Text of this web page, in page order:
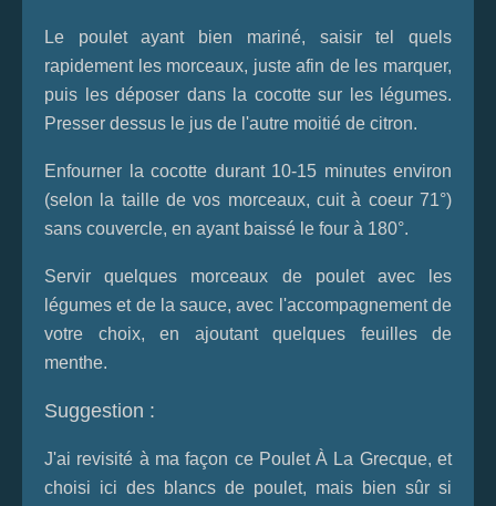
Le poulet ayant bien mariné, saisir tel quels
rapidement les morceaux, juste afin de les marquer,
puis les déposer dans la cocotte sur les légumes.
Presser dessus le jus de l'autre moitié de citron.
Enfourner la cocotte durant 10-15 minutes environ
(selon la taille de vos morceaux, cuit à coeur 71°)
sans couvercle, en ayant baissé le four à 180°.
Servir quelques morceaux de poulet avec les
légumes et de la sauce, avec l'accompagnement de
votre choix, en ajoutant quelques feuilles de
menthe.
Suggestion :
J'ai revisité à ma façon ce Poulet À La Grecque, et
choisi ici des blancs de poulet, mais bien sûr si